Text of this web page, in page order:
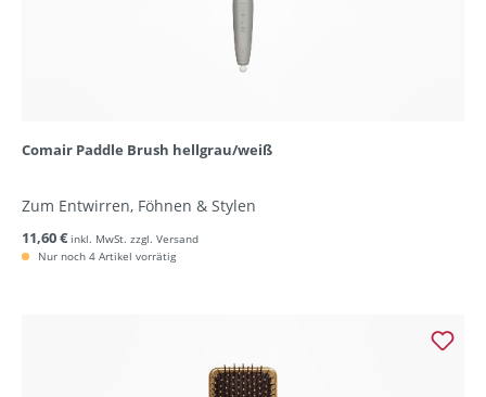
Comair Paddle Brush hellgrau/weiß
Zum Entwirren, Föhnen & Stylen
11,60 € inkl. MwSt. zzgl. Versand
Nur noch 4 Artikel vorrätig